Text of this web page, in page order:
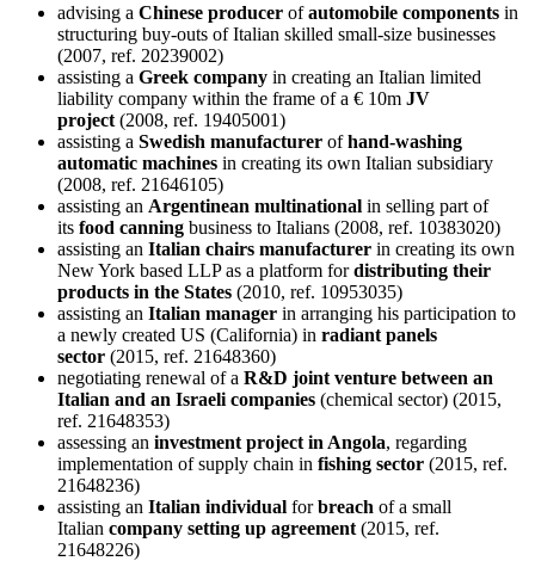
advising a Chinese producer ofautomobile components in
structuring buy-outs of Italian skilled small-size businesses
(2007, ref. 20239002)
assisting a Greek company in creating an Italian limited
liability company within the frame of a € 10m JV
project (2008, ref. 19405001)
assisting a Swedish manufacturer ofhand-washing
automatic machines in creating its own Italian subsidiary
(2008, ref. 21646105)
assisting an Argentinean multinational in selling part of
its food canning business to Italians (2008, ref. 10383020)
assisting an Italian chairs manufacturer in creating its own
New York based LLP as a platform fordistributing their
products in the States (2010, ref. 10953035)
assisting an Italian manager in arranging his participation to
a newly created US (California) in radiant panels
sector (2015, ref. 21648360)
negotiating renewal of a R&D joint venture between an
Italian and an Israeli companies (chemical sector) (2015,
ref. 21648353)
assessing an investment project in Angola, regarding
implementation of supply chain in fishing sector (2015, ref.
21648236)
assisting an Italian individual forbreach of a small
Italian company setting up agreement (2015, ref.
21648226)